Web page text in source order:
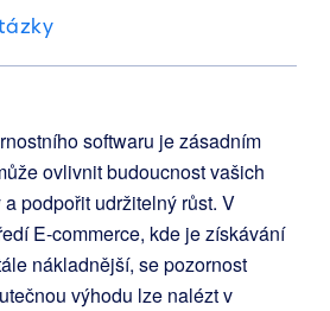
softwaru je zásadním
ovlivnit budoucnost vašich
podpořit udržitelný růst. V
E-commerce, kde je získávání
nákladnější, se pozornost
výhodu lze nalézt v